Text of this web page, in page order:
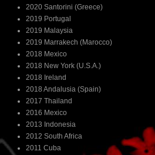
2020 Santorini (Greece)
2019 Portugal
2019 Malaysia
2019 Marrakech (Marocco)
2018 Mexico
2018 New York (U.S.A.)
2018 Ireland
2018 Andalusia (Spain)
2017 Thailand
2016 Mexico
2013 Indonesia
2012 South Africa
2011 Cuba